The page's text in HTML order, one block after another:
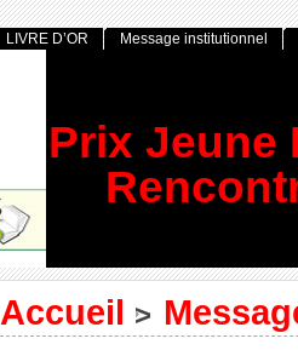
Prix Jeune
Accueil >
LIVRE D’OR Message institutionnel